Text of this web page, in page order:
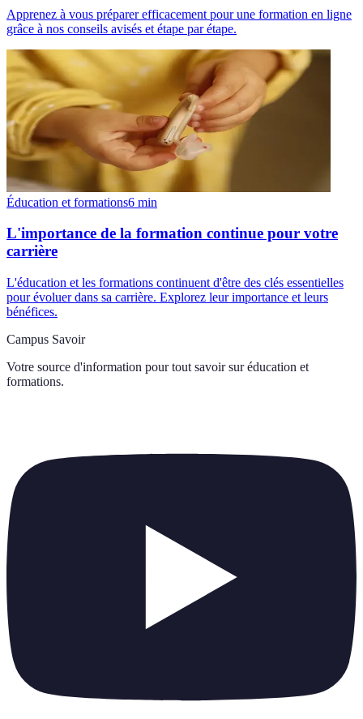
Apprenez à vous préparer efficacement pour une formation en ligne
grâce à nos conseils avisés et étape par étape.
Éducation et formations6 min
L'importance de la formation continue pour votre
carrière
L'éducation et les formations continuent d'être des clés essentielles
pour évoluer dans sa carrière. Explorez leur importance et leurs
bénéfices.
Campus Savoir
Votre source d'information pour tout savoir sur éducation et
formations.